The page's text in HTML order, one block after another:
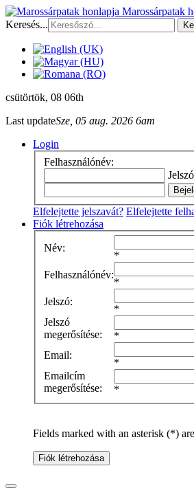
Marossárpatak
Keresés...
csütörtök, 08 06th
Last updateSze, 05 aug. 2026 6am
Login
Felhasználónév:
Elfelejtette jelszavát? Elfelejtette
Fiók létrehozása
Név:
*
Felhasználónév:
*
Jelszó:
*
Jelszó
megerősítése:
*
Email:
*
Emailcím
megerősítése:
*
Fields marked with an asterisk (*)
Fiók létrehozása